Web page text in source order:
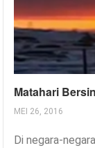
Matahari
MEI 26, 2016
Di negara-